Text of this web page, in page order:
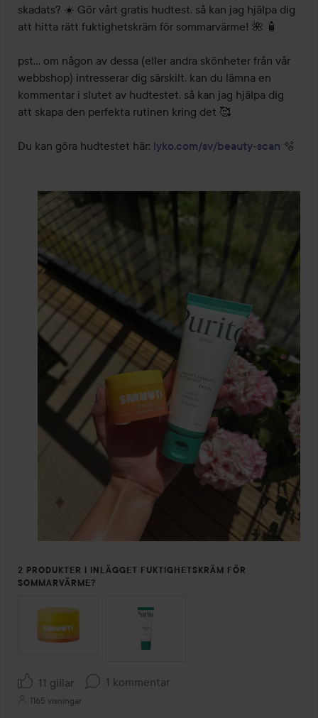
skadats? ☀️ Gör vårt gratis hudtest, så kan jag hjälpa dig
att hitta rätt fuktighetskräm för sommarvärme! 🌺 🧴
pst... om någon av dessa (eller andra skönheter från vår
webbshop) intresserar dig särskilt, kan du lämna en
kommentar i slutet av hudtestet, så kan jag hjälpa dig
att skapa den perfekta rutinen kring det 🥰
Du kan göra hudtestet här: lyko.com/sv/beauty-scan 🫧
2 PRODUKTER I INLÄGGET FUKTIGHETSKRÄM FÖR
SOMMARVÄRME?
HOPPA ÖVER SEKTIONEN
11 gillar 1 kommentar
1165 visningar